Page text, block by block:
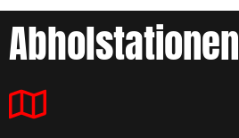
Abholstationen